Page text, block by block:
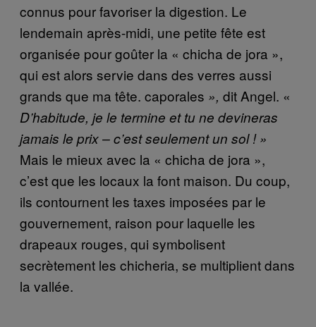
connus pour favoriser la digestion. Le
lendemain après-midi, une petite fête est
organisée pour goûter la « chicha de jora »,
qui est alors servie dans des verres aussi
grands que ma tête. caporales », dit Angel. «
D’habitude, je le termine et tu ne devineras
jamais le prix – c’est seulement un sol ! »
Mais le mieux avec la « chicha de jora »,
c’est que les locaux la font maison. Du coup,
ils contournent les taxes imposées par le
gouvernement, raison pour laquelle les
drapeaux rouges, qui symbolisent
secrètement les chicheria, se multiplient dans
la vallée.